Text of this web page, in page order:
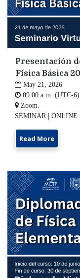
Presentación
Física Básica
 May 21, 2026
 09:00 a.m. (UTC-6).
 Zoom.
SEMINAR | ONLINE
Read More